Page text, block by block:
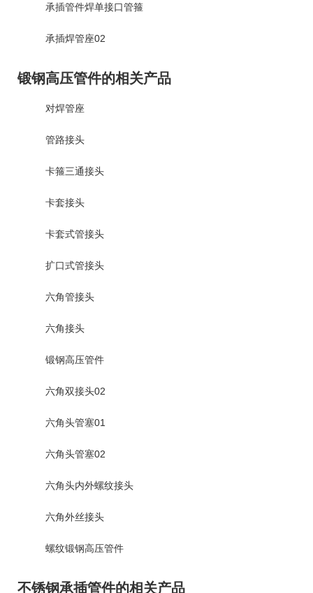
承插管件焊单接口管箍
承插焊管座02
锻钢高压管件的相关产品
对焊管座
管路接头
卡箍三通接头
卡套接头
卡套式管接头
扩口式管接头
六角管接头
六角接头
锻钢高压管件
六角双接头02
六角头管塞01
六角头管塞02
六角头内外螺纹接头
六角外丝接头
螺纹锻钢高压管件
不锈钢承插管件的相关产品